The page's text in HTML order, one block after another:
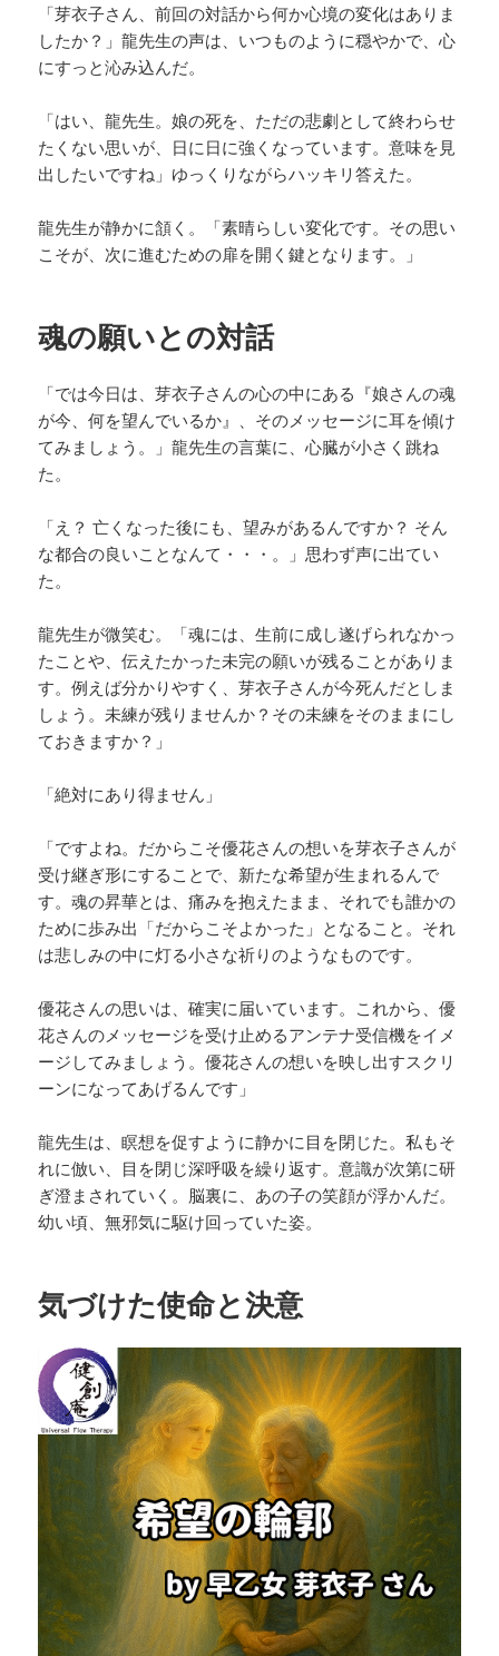
「芽衣子さん、前回の対話から何か心境の変化はありま
したか？」龍先生の声は、いつものように穏やかで、心
にすっと沁み込んだ。
「はい、龍先生。娘の死を、ただの悲劇として終わらせ
たくない思いが、日に日に強くなっています。意味を見
出したいですね」ゆっくりながらハッキリ答えた。
龍先生が静かに頷く。「素晴らしい変化です。その思い
こそが、次に進むための扉を開く鍵となります。」
魂の願いとの対話
「では今日は、芽衣子さんの心の中にある『娘さんの魂
が今、何を望んでいるか』、そのメッセージに耳を傾け
てみましょう。」龍先生の言葉に、心臓が小さく跳ね
た。
「え？ 亡くなった後にも、望みがあるんですか？ そん
な都合の良いことなんて・・・。」思わず声に出てい
た。
龍先生が微笑む。「魂には、生前に成し遂げられなかっ
たことや、伝えたかった未完の願いが残ることがありま
す。例えば分かりやすく、芽衣子さんが今死んだとしま
しょう。未練が残りませんか？その未練をそのままにし
ておきますか？」
「絶対にあり得ません」
「ですよね。だからこそ優花さんの想いを芽衣子さんが
受け継ぎ形にすることで、新たな希望が生まれるんで
す。魂の昇華とは、痛みを抱えたまま、それでも誰かの
ために歩み出「だからこそよかった」となること。それ
は悲しみの中に灯る小さな祈りのようなものです。
優花さんの思いは、確実に届いています。これから、優
花さんのメッセージを受け止めるアンテナ受信機をイメ
ージしてみましょう。優花さんの想いを映し出すスクリ
ーンになってあげるんです」
龍先生は、瞑想を促すように静かに目を閉じた。私もそ
れに倣い、目を閉じ深呼吸を繰り返す。意識が次第に研
ぎ澄まされていく。脳裏に、あの子の笑顔が浮かんだ。
幼い頃、無邪気に駆け回っていた姿。
気づけた使命と決意